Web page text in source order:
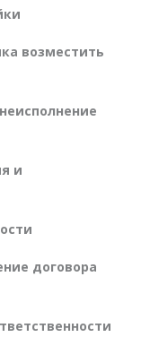
возместить
и
договора